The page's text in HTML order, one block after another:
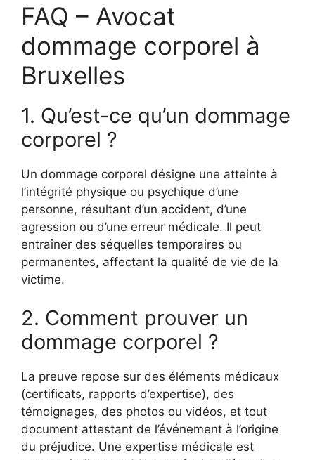
FAQ – Avocat
dommage corporel à
Bruxelles
1. Qu’est-ce qu’un dommage
corporel ?
Un dommage corporel désigne une atteinte à
l’intégrité physique ou psychique d’une
personne, résultant d’un accident, d’une
agression ou d’une erreur médicale. Il peut
entraîner des séquelles temporaires ou
permanentes, affectant la qualité de vie de la
victime.
2. Comment prouver un
dommage corporel ?
La preuve repose sur des éléments médicaux
(certificats, rapports d’expertise), des
témoignages, des photos ou vidéos, et tout
document attestant de l’événement à l’origine
du préjudice. Une expertise médicale est